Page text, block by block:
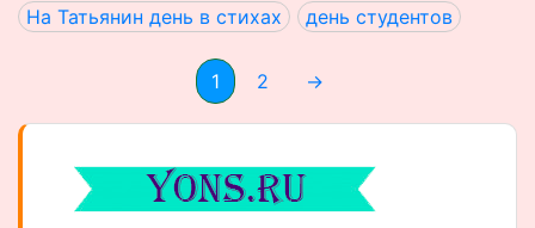
На Татьянин день в стихах
день студентов
1 2 →